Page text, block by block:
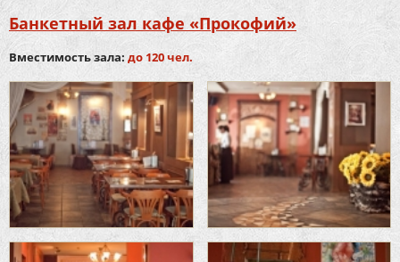
Банкетный зал кафе «Прокофий»
Вместимость зала: до 120 чел.